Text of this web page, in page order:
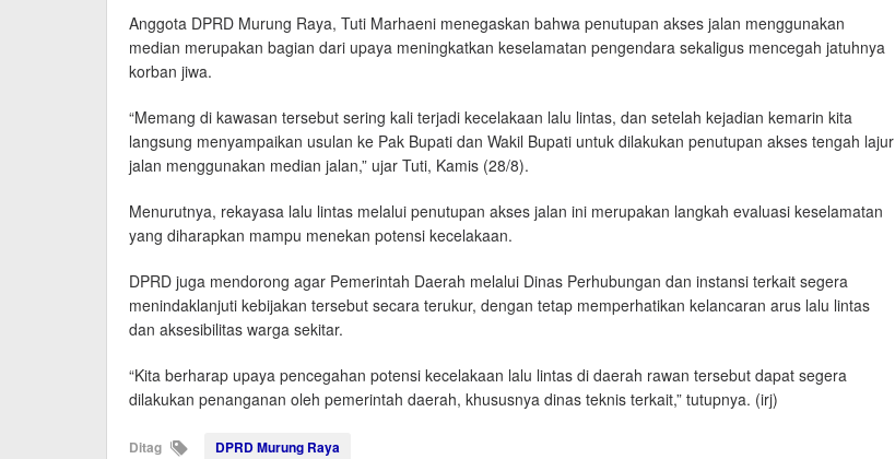
Anggota DPRD Murung Raya, Tuti Marhaeni menegaskan bahwa penutupan akses jalan menggunakan
median merupakan bagian dari upaya meningkatkan keselamatan pengendara sekaligus mencegah jatuhnya
korban jiwa.
“Memang di kawasan tersebut sering kali terjadi kecelakaan lalu lintas, dan setelah kejadian kemarin kita
langsung menyampaikan usulan ke Pak Bupati dan Wakil Bupati untuk dilakukan penutupan akses tengah lajur
jalan menggunakan median jalan,” ujar Tuti, Kamis (28/8).
Menurutnya, rekayasa lalu lintas melalui penutupan akses jalan ini merupakan langkah evaluasi keselamatan
yang diharapkan mampu menekan potensi kecelakaan.
DPRD juga mendorong agar Pemerintah Daerah melalui Dinas Perhubungan dan instansi terkait segera
menindaklanjuti kebijakan tersebut secara terukur, dengan tetap memperhatikan kelancaran arus lalu lintas
dan aksesibilitas warga sekitar.
“Kita berharap upaya pencegahan potensi kecelakaan lalu lintas di daerah rawan tersebut dapat segera
dilakukan penanganan oleh pemerintah daerah, khususnya dinas teknis terkait,” tutupnya. (irj)
Ditag DPRD Murung Raya